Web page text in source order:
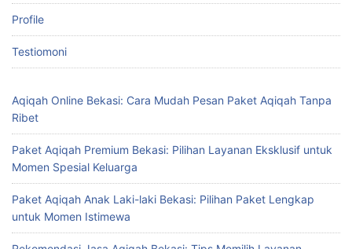
Profile
Testiomoni
Aqiqah Online Bekasi: Cara Mudah Pesan Paket Aqiqah Tanpa
Ribet
Paket Aqiqah Premium Bekasi: Pilihan Layanan Eksklusif untuk
Momen Spesial Keluarga
Paket Aqiqah Anak Laki-laki Bekasi: Pilihan Paket Lengkap
untuk Momen Istimewa